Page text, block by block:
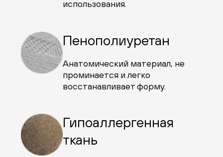
использования.
Пенополиуретан
Анатомический материал, не
проминается и легко
восстанавливает форму.
Гипоаллергенная
ткань